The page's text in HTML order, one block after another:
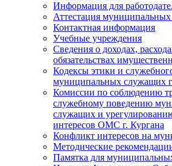
Информация для
Аттестация
Контактная информация
Учебные учреждения
Сведения о доходах,
обязательствах
Кодексы этики и
муниципальных служащих
Комиссии по соблюдению
служебному поведению
служащих и
интересов ОМС г. Кургана
Конфликт интересов на
Методические
Памятка для